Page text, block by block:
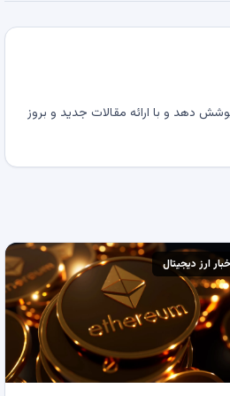
دهد و با ارائه مقالات جدید و بروز
ارز دیجیتال